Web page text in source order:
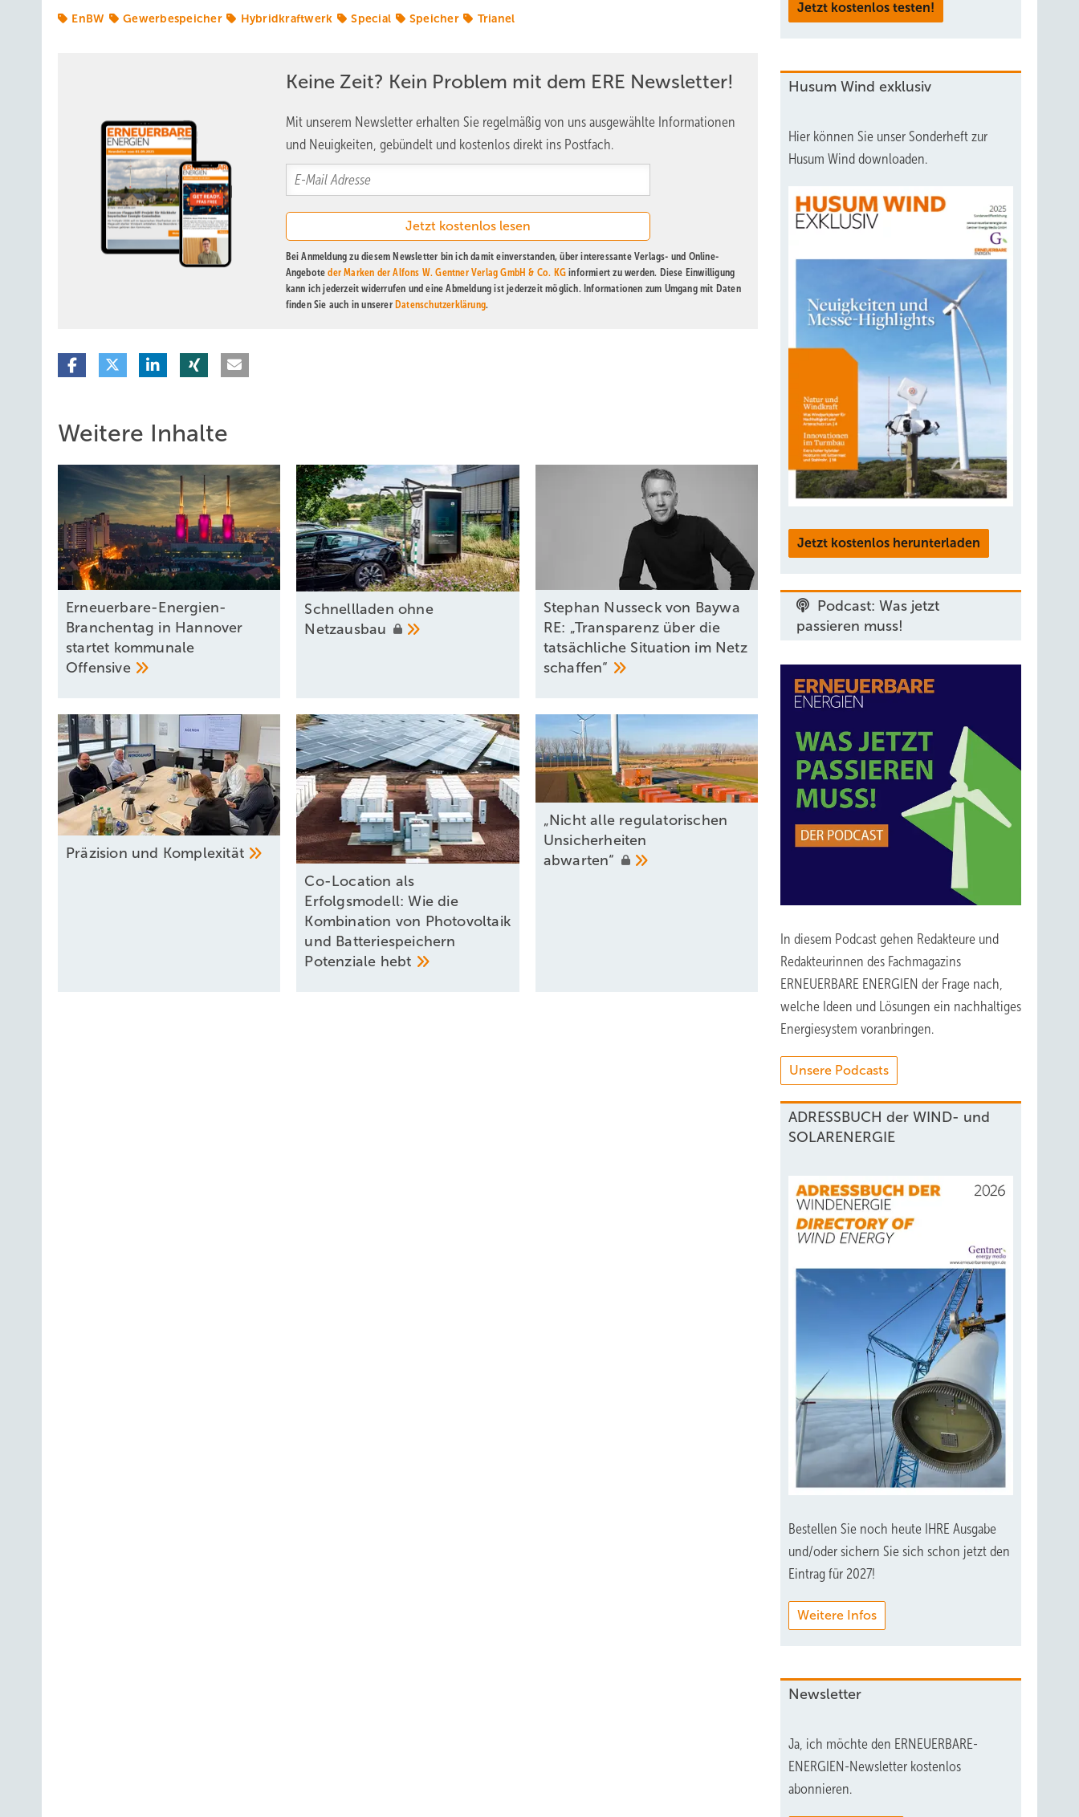
EnBW Gewerbespeicher Hybridkraftwerk Special Speicher Trianel
Keine Zeit? Kein Problem mit dem ERE Newsletter!
Mit unserem Newsletter erhalten Sie regelmäßig von uns ausgewählte Informationen
und Neuigkeiten, gebündelt und kostenlos direkt ins Postfach.
Bei Anmeldung zu diesem Newsletter bin ich damit einverstanden, über interessante Verlags- und Online-
Angeboteder Marken der Alfons W. Gentner Verlag GmbH & Co. KG informiert zu werden. Diese Einwilligung
kann ich jederzeit widerrufen und eine Abmeldung ist jederzeit möglich. Informationen zum Umgang mit Daten
finden Sie auch in unserer Datenschutzerklärung.
Weitere Inhalte
Erneuerbare-Energien-
Branchentag in Hannover
startet kommunale
Offensive
S chnellladen ohne
Netzausbau
Stephan Nusseck von Baywa
RE: „Transparenz über die
tatsächliche Situation im Netz
schaffen“
Präzision und Komplexität
Co-Location als
Erfolgsmodell: Wie die
Kombination von Photovoltaik
und Batteriespeichern
Potenziale hebt
„Nicht alle regulatorischen
Unsicherheiten
abwarten“
Jetzt kostenlos testen!
Husum Wind exklusiv
Hier können Sie unser Sonderheft zur
Husum Wind downloaden.
Jetzt kostenlos herunterladen
Podcast: Was jetzt
passieren muss!
In diesem Podcast gehen Redakteure und
Redakteurinnen des Fachmagazins
ERNEUERBARE ENERGIEN der Frage nach,
welche Ideen und Lösungen ein nachhaltiges
Energiesystem voranbringen.
Unsere Podcasts
ADRESSBUCH der WIND- und
SOLARENERGIE
Bestellen Sie noch heute IHRE Ausgabe
und/oder sichern Sie sich schon jetzt den
Eintrag für 2027!
Weitere Infos
Newsletter
Ja, ich möchte den ERNEUERBARE-
ENERGIEN-Newsletter kostenlos
abonnieren.